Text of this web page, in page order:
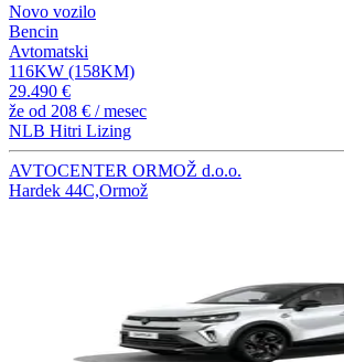
Novo vozilo
Bencin
Avtomatski
116KW (158KM)
29.490 €
že od 208 € / mesec
NLB Hitri Lizing
AVTOCENTER ORMOŽ d.o.o.
Hardek 44C,Ormož